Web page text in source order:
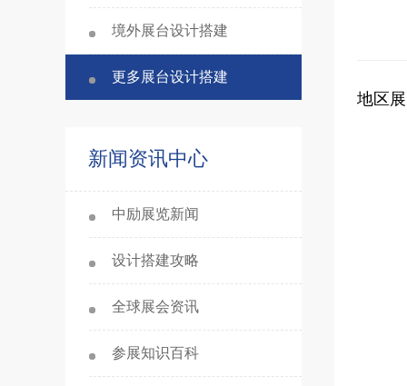
境外展台设计搭建
更多展台设计搭建
新闻资讯中心
中励展览新闻
设计搭建攻略
全球展会资讯
参展知识百科
地区